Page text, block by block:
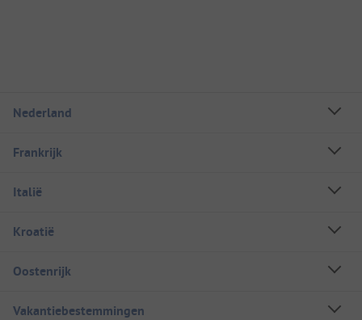
Nederland
Frankrijk
Italië
Kroatië
Oostenrijk
Vakantiebestemmingen